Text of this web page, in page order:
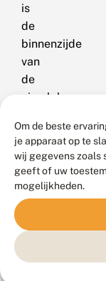
Om de beste
je apparaat op te
wij gegevens zoals
geeft of uw
mogelijkheden.
is
de
binnenzijde
van
de
niervlek
de
ringvlek
echter
altijd
donker
zwarte-